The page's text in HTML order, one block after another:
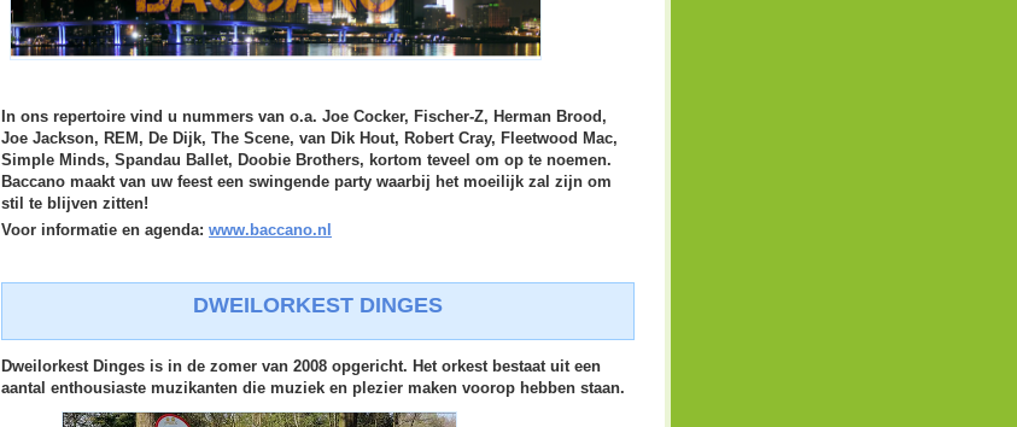
In ons repertoire vind u nummers van o.a. Joe Cocker, Fischer-Z, Herman Brood,
Joe Jackson, REM, De Dijk, The Scene, van Dik Hout, Robert Cray, Fleetwood Mac,
Simple Minds, Spandau Ballet, Doobie Brothers, kortom teveel om op te noemen.
Baccano maakt van uw feest een swingende party waarbij het moeilijk zal zijn om
stil te blijven zitten!
Voor informatie en agenda: www.baccano.nl
DWEILORKEST DINGES
Dweilorkest Dinges is in de zomer van 2008 opgericht. Het orkest bestaat uit een
aantal enthousiaste muzikanten die muziek en plezier maken voorop hebben staan.